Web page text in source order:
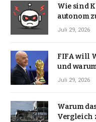
Wie sind
autonom
Juli 29, 2026
FIFA will
und
Juli 29, 2026
Warum
Vergleich